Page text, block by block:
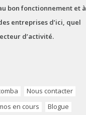
bon fonctionnement et à
entreprises d’ici, quel
d’activité.
Nous contacter
en cours
Blogue